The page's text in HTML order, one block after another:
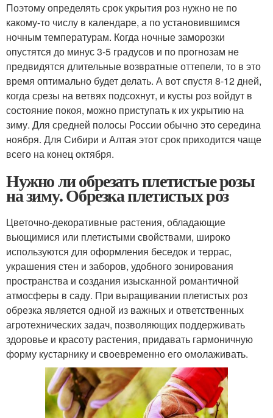
Поэтому определять срок укрытия роз нужно не по
какому-то числу в календаре, а по установившимся
ночным температурам. Когда ночные заморозки
опустятся до минус 3-5 градусов и по прогнозам не
предвидятся длительные возвратные оттепели, то в это
время оптимально будет делать. А вот спустя 8-12 дней,
когда срезы на ветвях подсохнут, и кусты роз войдут в
состояние покоя, можно приступать к их укрытию на
зиму. Для средней полосы России обычно это середина
ноября. Для Сибири и Алтая этот срок приходится чаще
всего на конец октября.
Нужно ли обрезать плетистые розы
на зиму. Обрезка плетистых роз
Цветочно-декоративные растения, обладающие
вьющимися или плетистыми свойствами, широко
используются для оформления беседок и террас,
украшения стен и заборов, удобного зонирования
пространства и создания изысканной романтичной
атмосферы в саду. При выращивании плетистых роз
обрезка является одной из важных и ответственных
агротехнических задач, позволяющих поддерживать
здоровье и красоту растения, придавать гармоничную
форму кустарнику и своевременно его омолаживать.